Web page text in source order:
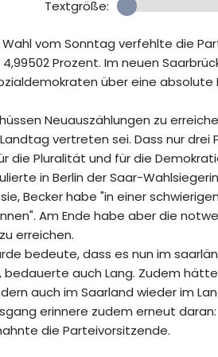
Textgröße:
vom Sonntag verfehlte die
Prozent. Im neuen
über eine absolute
Neuauszählungen zu
vertreten sei. Dass nur drei
die Pluralität und für die
in Berlin der Saar-
Becker habe "in einer
Am Ende habe aber die
erreichen.
bedeute, dass es nun im
auch Lang. Zudem
auch im Saarland wieder im
erinnere zudem erneut daran:
die Parteivorsitzende.